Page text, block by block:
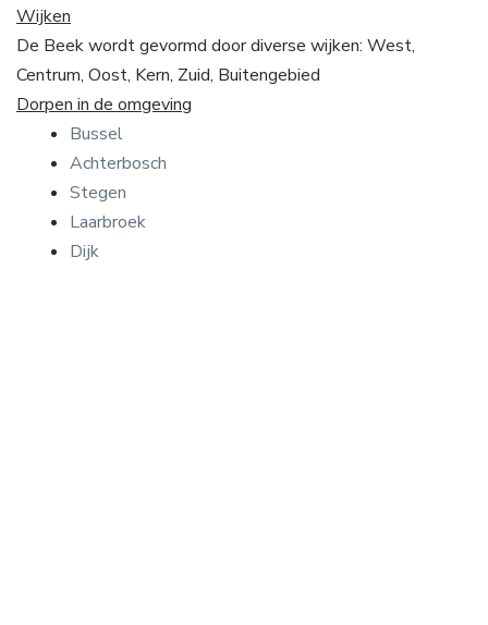
Wijken
De Beek wordt gevormd door diverse wijken: West,
Centrum, Oost, Kern, Zuid, Buitengebied
Dorpen in de omgeving
Bussel
Achterbosch
Stegen
Laarbroek
Dijk